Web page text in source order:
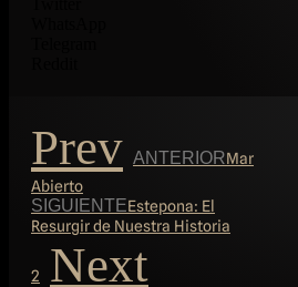
Prev ANTERIORMar
Abierto
SIGUIENTEEstepona: El
Resurgir de Nuestra Historia
2 Next